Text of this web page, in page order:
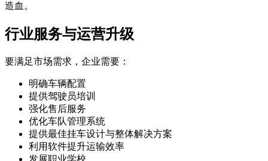
造血。
行业服务与运营升级
要满足市场需求，企业需要：
明确车辆配置
提供驾驶员培训
强化售后服务
优化车队管理系统
提供最佳挂车设计与整体解决方案
利用软件提升运输效率
发展职业学校